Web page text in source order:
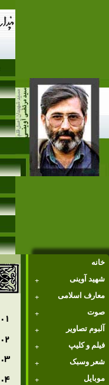
خانه
شهید آوینی
معارف اسلامی
صوت
آلبوم تصاویر
فیلم و کلیپ
شعر وسبک
موبایل